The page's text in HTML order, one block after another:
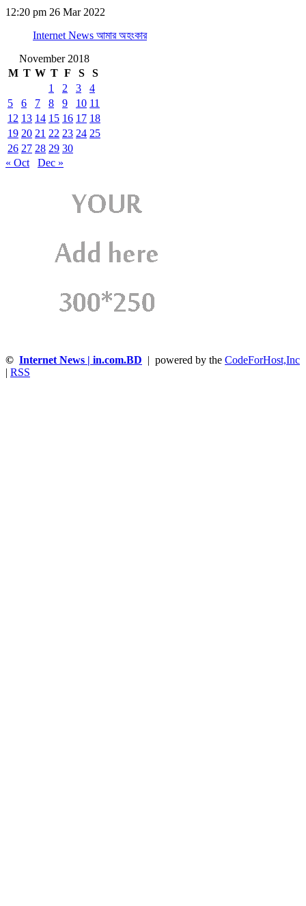
12:20 pm 26 Mar 2022
Internet News আমার অহংকার
November 2018
M T W T F S
S
1
2 3
4
5
6 7 8 9 10 11
12 13 14 15 16 17 18
19 20 21 22 23 24 25
26 27 28 29 30
« Oct
Dec »
© Internet News | in.com.BD | powered by the CodeForHost,Inc
| RSS